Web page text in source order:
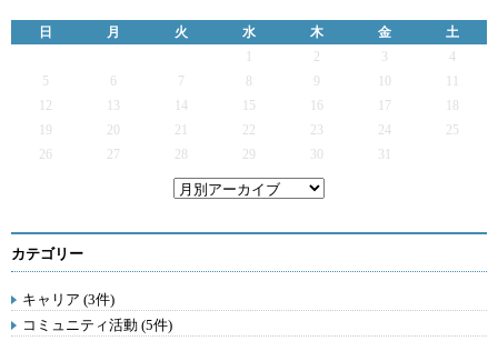
日 月 火 水 木 金
土
2 3
4
5
6 7 9
12
13 14 15 16 17
19
20 21 22 23 24
25
26
27 28 29 30 31
カテゴリー
キャリア (3件)
コミュニティ活動 (5件)